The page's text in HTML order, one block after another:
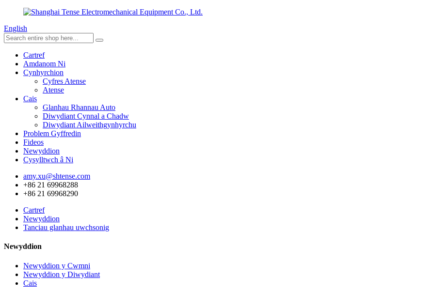
English
Cartref
Amdanom Ni
Cynhyrchion
Cyfres Atense
Atense
Cais
Glanhau Rhannau Auto
Diwydiant Cynnal a Chadw
Diwydiant Ailweithgynhyrchu
Problem Gyffredin
Fideos
Newyddion
Cysylltwch â Ni
amy.xu@shtense.com
+86 21 69968288
+86 21 69968290
Cartref
Newyddion
Tanciau glanhau uwchsonig
Newyddion
Newyddion y Cwmni
Newyddion y Diwydiant
Cais